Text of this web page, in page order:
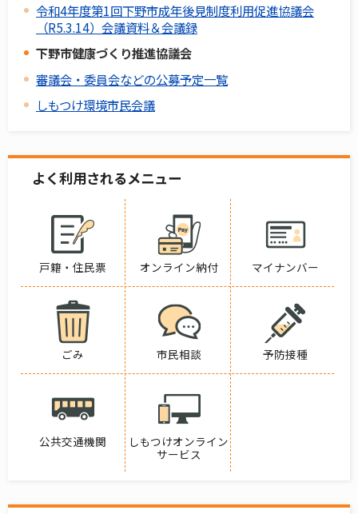
令和4年度第1回下野市成年後見制度利用促進協議会
（R5.3.14）会議資料＆会議録
下野市健康づくり推進協議会
審議会・委員会などの公募予定一覧
しもつけ環境市民会議
よく利用されるメニュー
戸籍・住民票 オンライン納付 マイナンバー
ごみ 市民相談 予防接種
公共交通機関
しもつけオンライン
サービス